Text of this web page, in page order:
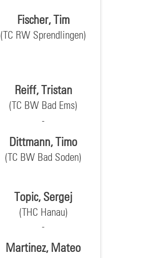
Fischer, Tim
(TC RW Sprendlingen)
Reiff, Tristan
(TC BW Bad Ems)
Dittmann, Timo
(TC BW Bad Soden)
Topic, Sergej
(THC Hanau)
Martinez, Mateo